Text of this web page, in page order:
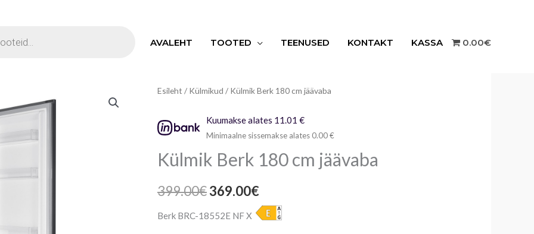
AVALEHT
TOOTED TEENUSED KONTAKT KASSA 0.00€
Esileht / Külmikud / Külmik Berk 180 cm jäävaba
Kuumakse alates 11.01 €
Minimaalne sissemakse alates 0.00 €
Külmik Berk 180 cm jäävaba
399.00€
Algne
hind
oli:
399.00€.
369.00€
Praegune
hind
on:
369.00€.
Berk BRC-18552E NF X
Külmik
180
cm
jäävaba